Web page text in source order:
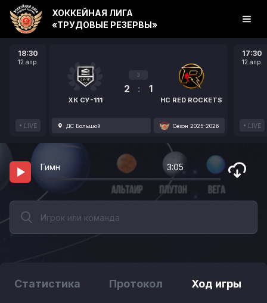
18:30
12 апр.
LIVE
ХК СУ-111
3
2 : 1
HC RED ROCKETS
ДС Большой Сезон 2025-2026
17:30
12 апр.
LIVE
ХОККЕЙНАЯ ЛИГА
«ТРУДОВЫЕ РЕЗЕРВЫ»
Гимн 3:05
Статистика Протокол Ход игры